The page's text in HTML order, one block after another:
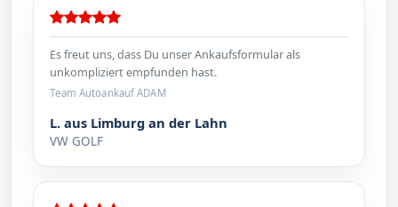
Es freut uns, dass Du unser Ankaufsformular als
unkompliziert empfunden hast.
Team Autoankauf ADAM
L. aus Limburg an der Lahn
VW GOLF